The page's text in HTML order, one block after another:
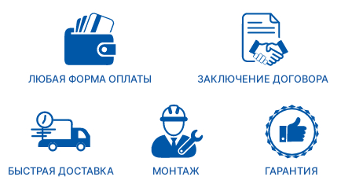
ЛЮБАЯ ФОРМА ОПЛАТЫ ЗАКЛЮЧЕНИЕ ДОГОВОРА
БЫСТРАЯ ДОСТАВКА МОНТАЖ ГАРАНТИЯ